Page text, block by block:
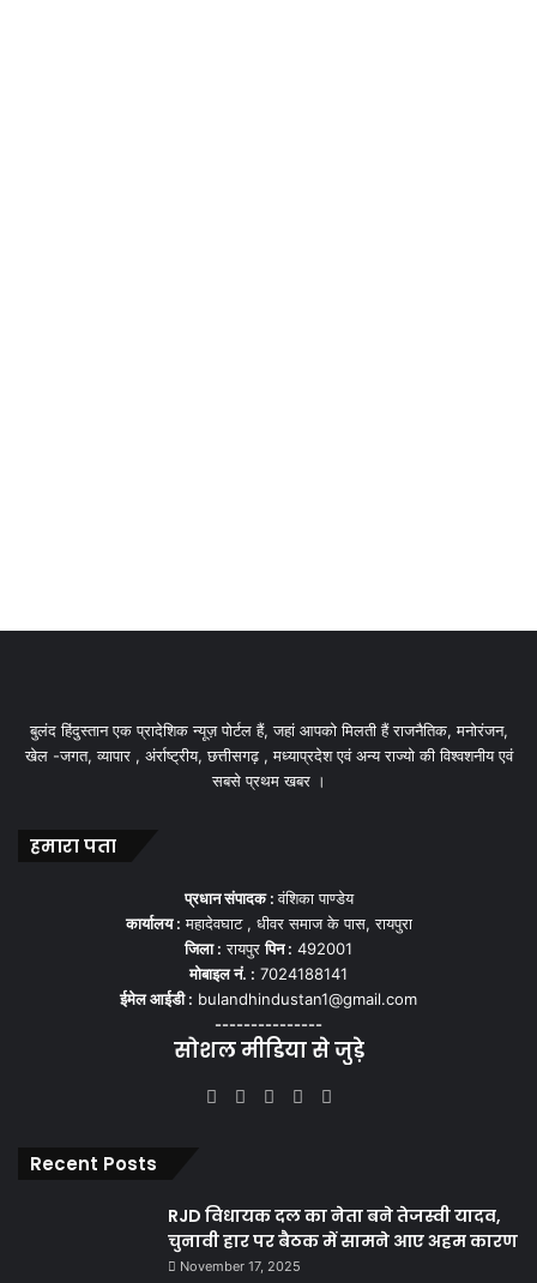
बुलंद हिंदुस्तान एक प्रादेशिक न्यूज़ पोर्टल हैं, जहां आपको मिलती हैं राजनैतिक, मनोरंजन,
खेल -जगत, व्यापार , अंर्राष्ट्रीय, छत्तीसगढ़ , मध्याप्रदेश एवं अन्य राज्यो की विश्वशनीय एवं
सबसे प्रथम खबर ।
हमारा पता
प्रधान संपादक :वंशिका पाण्डेय
कार्यालय : महादेवघाट , धीवर समाज के पास, रायपुरा
जिला : रायपुरपिन : 492001
मोबाइल नं. : 7024188141
ईमेल आईडी : bulandhindustan1@gmail.com
---------------
सोशल मीडिया से जुड़े
Facebook
X YouTubeInstagram
Recent Posts
RJD विधायक दल का नेता बने तेजस्वी यादव,
चुनावी हार पर बैठक में सामने आए अहम कारण
November 17, 2025